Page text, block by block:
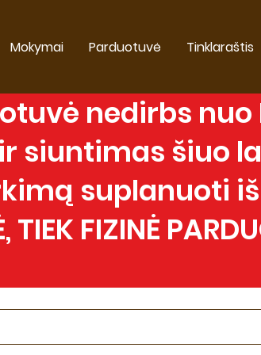
Mokymai Parduotuvė Tinklaraštis
nedirbs nuo
siuntimas šiuo
suplanuoti
TIEK FIZINĖ